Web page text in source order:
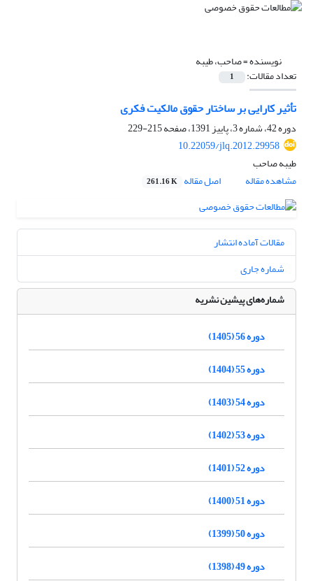
نویسنده =صاحب، طیبه
تعداد مقالات: 1
تأثیر کارایی بر ساختار حقوق مالکیت فکری
دوره 42، شماره 3، پاییز 1391، صفحه
215-229
10.22059/jlq.2012.29958
طیبه صاحب
مشاهده مقاله
اصل مقاله 261.16 K
مقالات آماده انتشار
شماره جاری
شماره‌های پیشین نشریه
دوره 56 (1405)
دوره 55 (1404)
دوره 54 (1403)
دوره 53 (1402)
دوره 52 (1401)
دوره 51 (1400)
دوره 50 (1399)
دوره 49 (1398)